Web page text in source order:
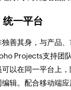
统一平台
善其身，与产品
Projects支持团
以在同一平台上
辑。配合移动端应